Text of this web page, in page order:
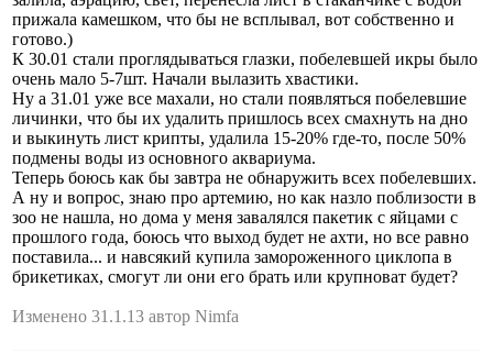
прижала камешком, что бы не всплывал, вот собственно и
готово.)
К 30.01 стали проглядываться глазки, побелевшей икры было
очень мало 5-7шт. Начали вылазить хвастики.
Ну а 31.01 уже все махали, но стали появляться побелевшие
личинки, что бы их удалить пришлось всех смахнуть на дно
и выкинуть лист крипты, удалила 15-20% где-то, после 50%
подмены воды из основного аквариума.
Теперь боюсь как бы завтра не обнаружить всех побелевших.
А ну и вопрос, знаю про артемию, но как назло поблизости в
зоо не нашла, но дома у меня завалялся пакетик с яйцами с
прошлого года, боюсь что выход будет не ахти, но все равно
поставила... и навсякий купила замороженного циклопа в
брикетиках, смогут ли они его брать или крупноват будет?
Изменено 31.1.13 автор Nimfa